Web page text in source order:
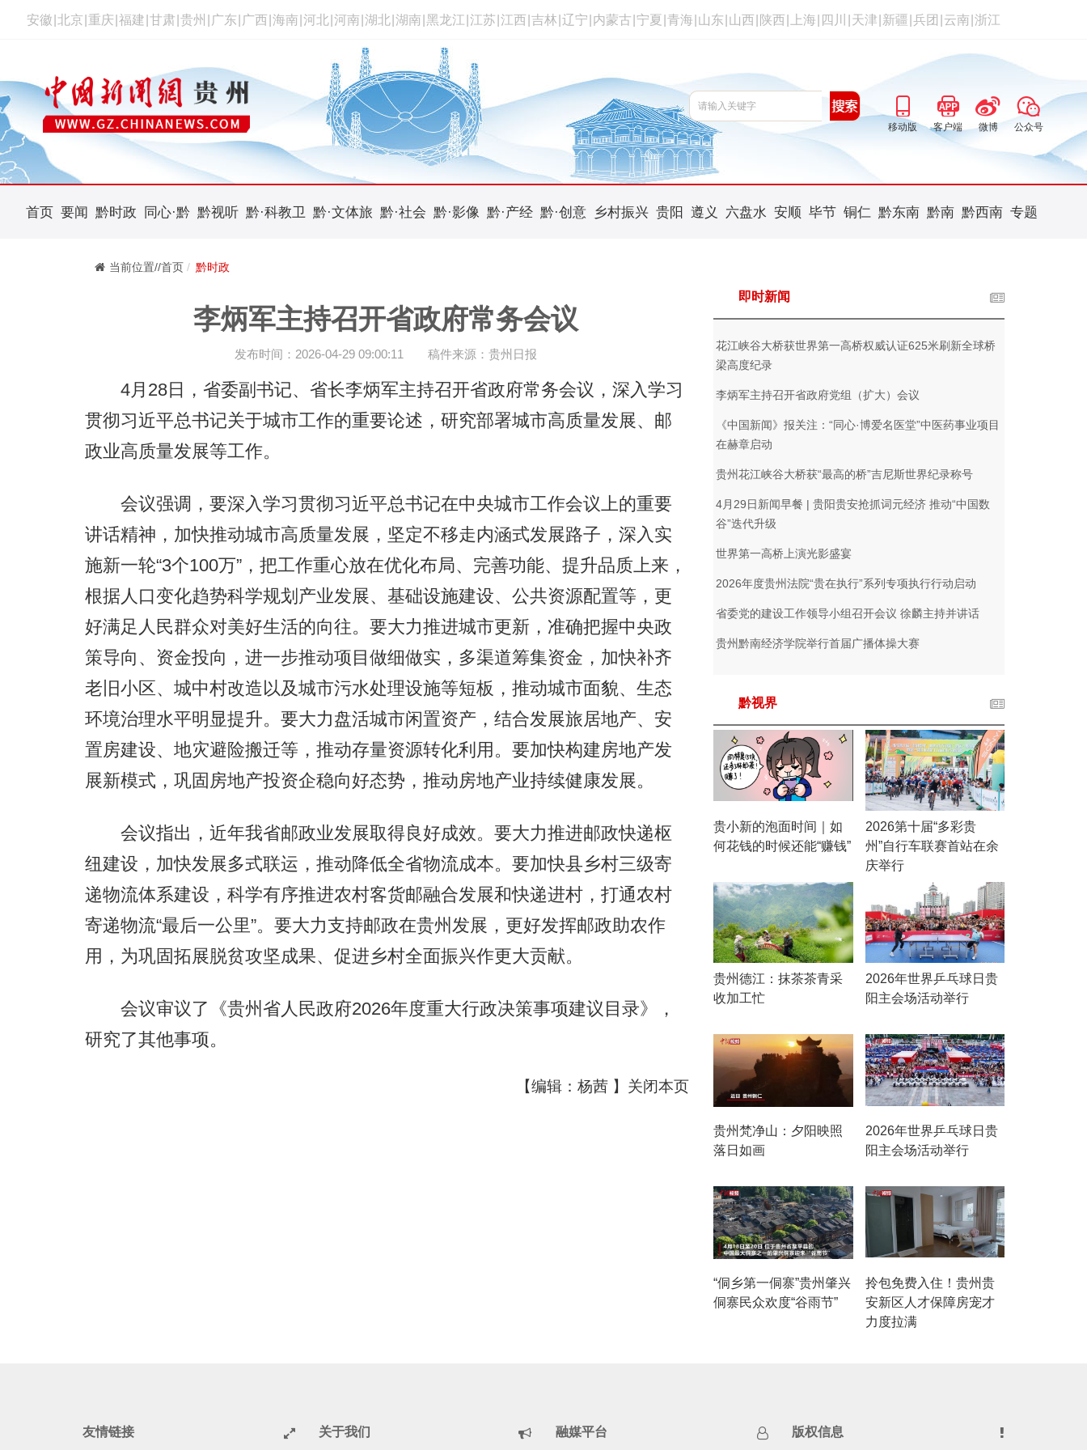
安徽 北京 重庆 福建 甘肃 贵州 广东 广西 海南 河北 河南 湖北 湖南 黑龙江 江苏 江西 吉林 辽宁 内蒙古 宁夏 青海 山东 山西 陕西 上海 四川 天津 新疆 兵团 云南 浙江
移动版 客户端 微博 公众号
首页 要闻 黔时政 同心·黔 黔视听 黔·科教卫 黔·文体旅 黔·社会 黔·影像 黔·产经 黔·创意 乡村振兴 贵阳 遵义 六盘水 安顺 毕节 铜仁 黔东南 黔南 黔西南 专题
当前位置//首页 黔时政
李炳军主持召开省政府常务会议
发布时间：2026-04-29 09:00:11 稿件来源：贵州日报
4月28日，省委副书记、省长李炳军主持召开省政府常务会议，深入学习
贯彻习近平总书记关于城市工作的重要论述，研究部署城市高质量发展、邮
政业高质量发展等工作。
会议强调，要深入学习贯彻习近平总书记在中央城市工作会议上的重要
讲话精神，加快推动城市高质量发展，坚定不移走内涵式发展路子，深入实
施新一轮“3个100万”，把工作重心放在优化布局、完善功能、提升品质上来，
根据人口变化趋势科学规划产业发展、基础设施建设、公共资源配置等，更
好满足人民群众对美好生活的向往。要大力推进城市更新，准确把握中央政
策导向、资金投向，进一步推动项目做细做实，多渠道筹集资金，加快补齐
老旧小区、城中村改造以及城市污水处理设施等短板，推动城市面貌、生态
环境治理水平明显提升。要大力盘活城市闲置资产，结合发展旅居地产、安
置房建设、地灾避险搬迁等，推动存量资源转化利用。要加快构建房地产发
展新模式，巩固房地产投资企稳向好态势，推动房地产业持续健康发展。
会议指出，近年我省邮政业发展取得良好成效。要大力推进邮政快递枢
纽建设，加快发展多式联运，推动降低全省物流成本。要加快县乡村三级寄
递物流体系建设，科学有序推进农村客货邮融合发展和快递进村，打通农村
寄递物流“最后一公里”。要大力支持邮政在贵州发展，更好发挥邮政助农作
用，为巩固拓展脱贫攻坚成果、促进乡村全面振兴作更大贡献。
会议审议了《贵州省人民政府2026年度重大行政决策事项建议目录》，
研究了其他事项。
【编辑：杨茜 】 关闭本页
即时新闻
花江峡谷大桥获世界第一高桥权威认证625米刷新全球桥
梁高度纪录
李炳军主持召开省政府党组（扩大）会议
《中国新闻》报关注：“同心·博爱名医堂”中医药事业项目
在赫章启动
贵州花江峡谷大桥获“最高的桥”吉尼斯世界纪录称号
4月29日新闻早餐 | 贵阳贵安抢抓词元经济 推动“中国数
谷”迭代升级
世界第一高桥上演光影盛宴
2026年度贵州法院“贵在执行”系列专项执行行动启动
省委党的建设工作领导小组召开会议 徐麟主持并讲话
贵州黔南经济学院举行首届广播体操大赛
黔视界
贵小新的泡面时间｜如
何花钱的时候还能“赚钱”
2026第十届“多彩贵
州”自行车联赛首站在余
庆举行
贵州德江：抹茶茶青采
收加工忙
2026年世界乒乓球日贵
阳主会场活动举行
贵州梵净山：夕阳映照
落日如画
2026年世界乒乓球日贵
阳主会场活动举行
“侗乡第一侗寨”贵州肇兴
侗寨民众欢度“谷雨节”
拎包免费入住！贵州贵
安新区人才保障房宠才
力度拉满
友情链接 关于我们 融媒平台 版权信息